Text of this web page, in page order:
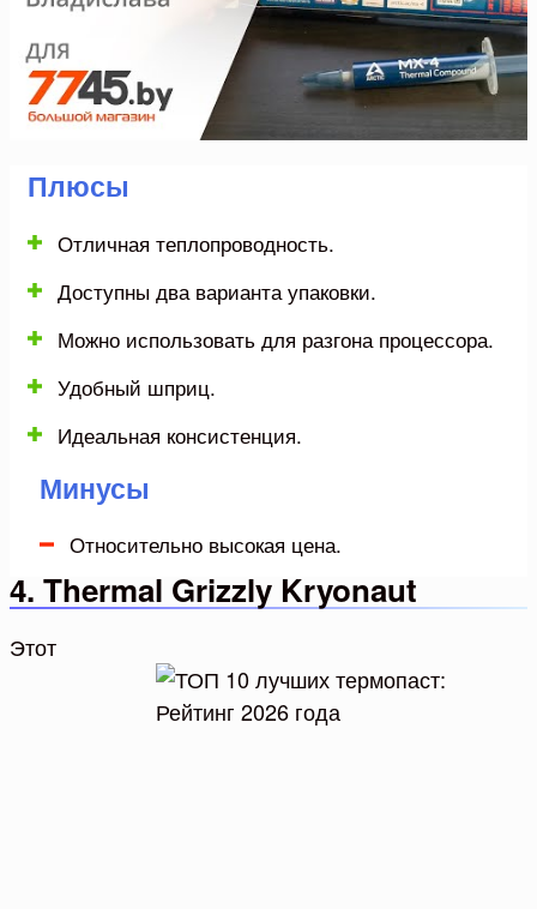
Плюсы
Отличная теплопроводность.
Доступны два варианта упаковки.
Можно использовать для разгона процессора.
Удобный шприц.
Идеальная консистенция.
Минусы
Относительно высокая цена.
4. Thermal Grizzly Kryonaut
Этот